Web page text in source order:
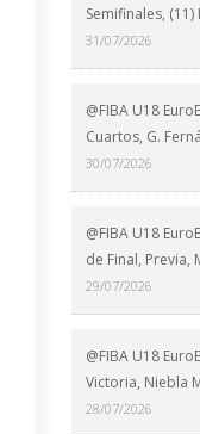
Semifinales, (11)
31/07/2026
@FIBA U18
Cuartos, G.
30/07/2026
@FIBA U18
de Final, Previa,
29/07/2026
@FIBA U18
Victoria, Niebla
28/07/2026